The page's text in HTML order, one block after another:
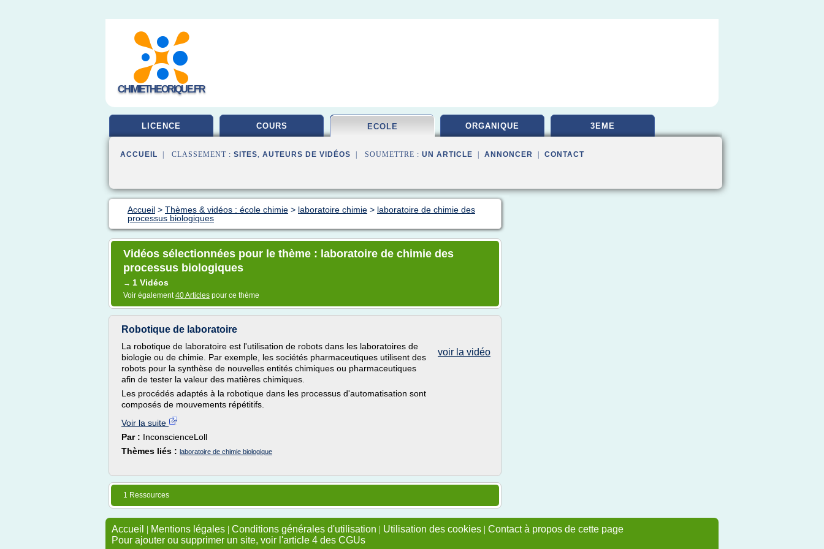
CHIMIETHEORIQUE.FR
LICENCE COURS ECOLE ORGANIQUE 3EME
ACCUEIL | CLASSEMENT : SITES, AUTEURS DE VIDÉOS | SOUMETTRE : UN ARTICLE ANNONCER CONTACT
Accueil > Thèmes & vidéos : école chimie > laboratoire chimie > laboratoire de chimie des
processus biologiques
Vidéos sélectionnées pour le thème : laboratoire de chimie des
processus biologiques
→ 1 Vidéos
Voir également40 Articles pour ce thème
Robotique de laboratoire
voir la vidéo
La robotique de laboratoire est l'utilisation de robots dans les laboratoires de
biologie ou de chimie. Par exemple, les sociétés pharmaceutiques utilisent des
robots pour la synthèse de nouvelles entités chimiques ou pharmaceutiques
afin de tester la valeur des matières chimiques.
Les procédés adaptés à la robotique dans les processus d'automatisation sont
composés de mouvements répétitifs.
Voir la suite
Par : InconscienceLoll
Thèmes liés : laboratoire de chimie biologique
1 Ressources
Accueil | Mentions légales | Conditions générales d'utilisation | Utilisation des cookies | Contact à propos de cette page
Pour ajouter ou supprimer un site, voir l'article 4 des CGUs